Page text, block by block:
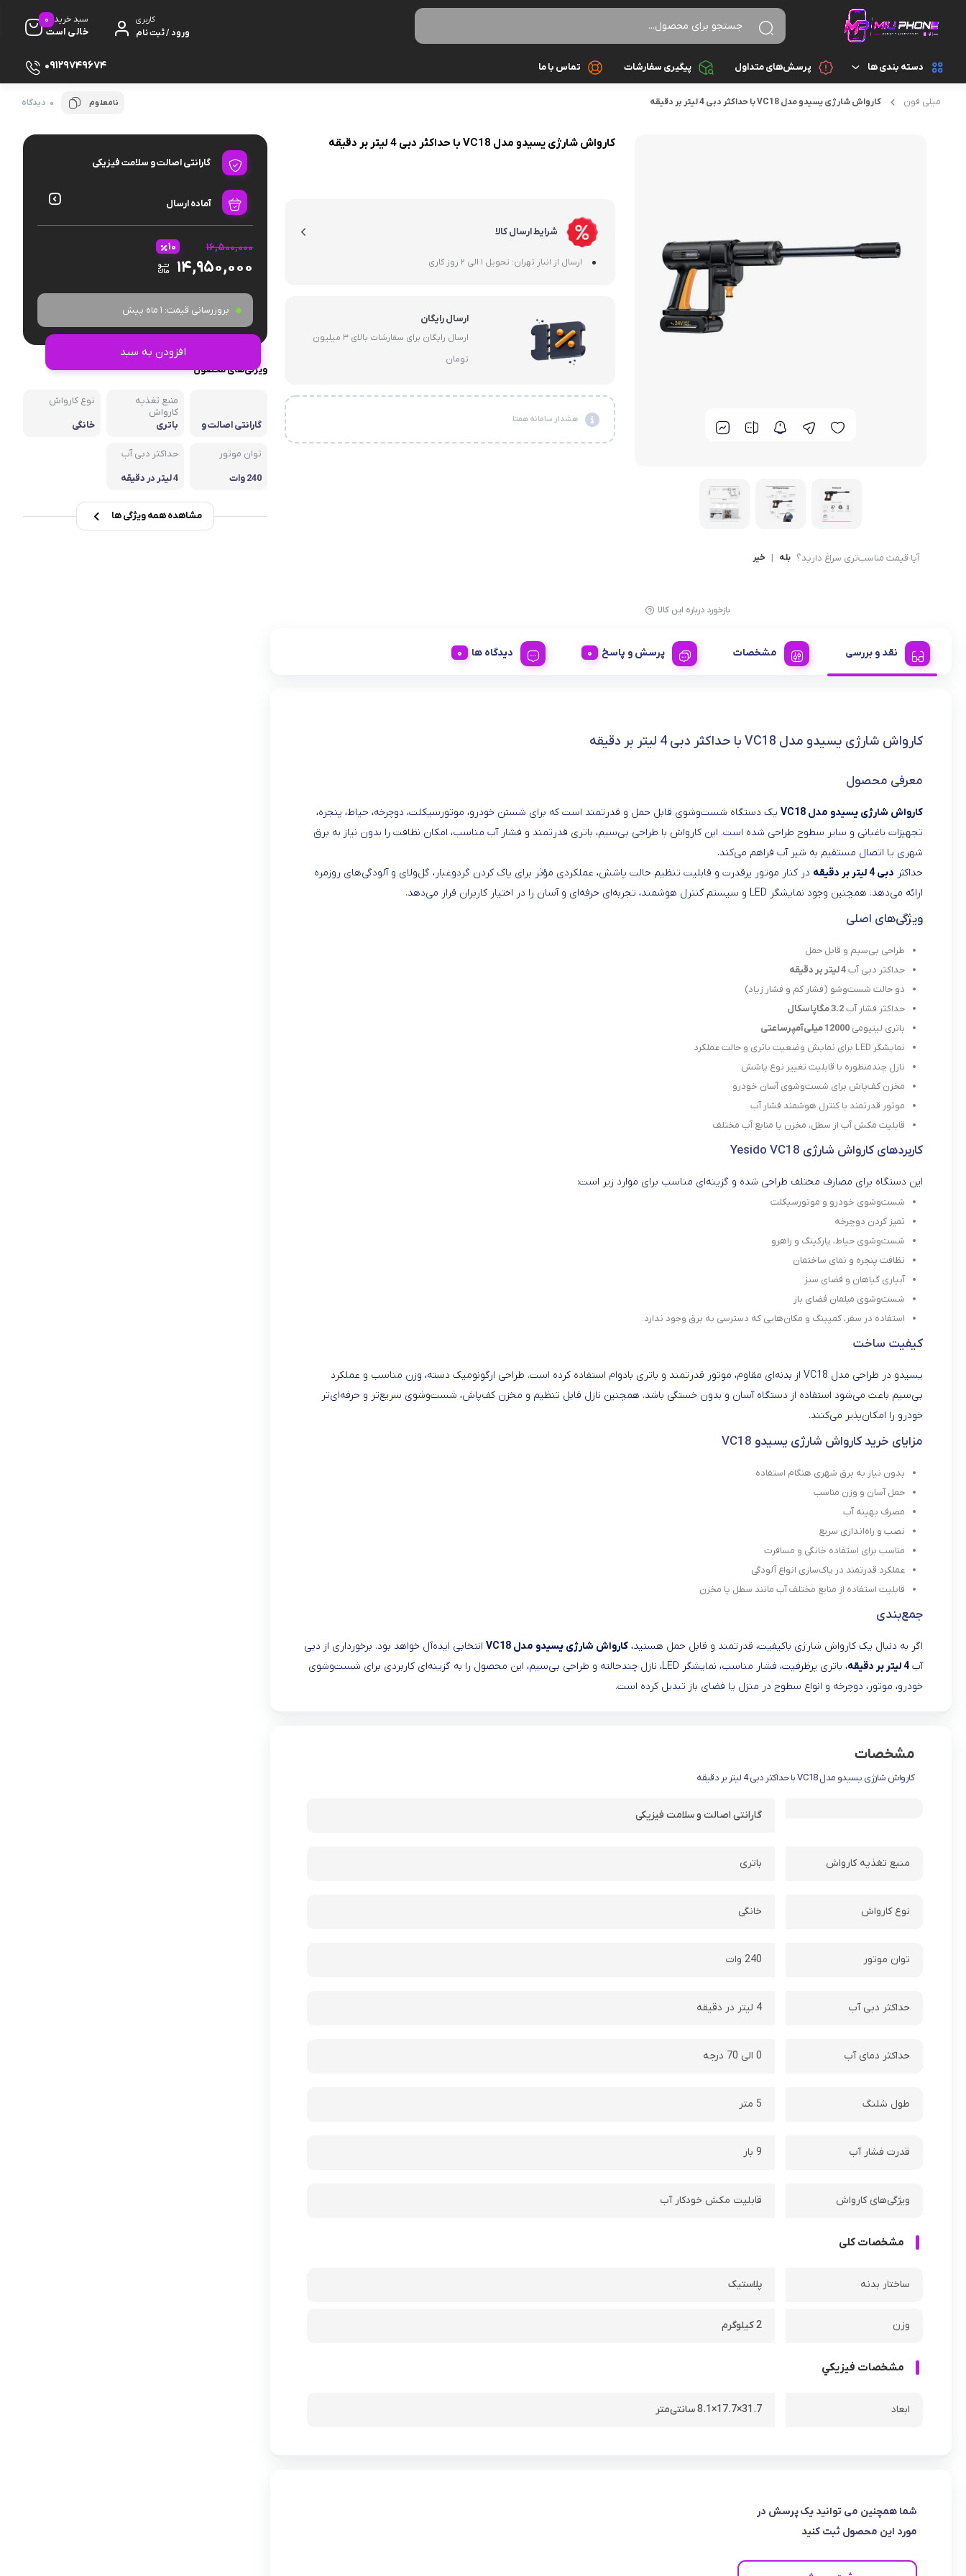
کاربری
ورود / ثبت نام
سبد خرید
خالی است
0
دسته بندی ها
تجهیزات جانبی
سایر تجهیزات جانبی
شارژ و آداپتور
قاب و گارد
کیف و کاور
موبایل
پرسش‌های متداول پیگیری سفارشات تماس با ما 09129749674
میلی فون کارواش شارژی یسیدو مدل VC18 با حداکثر دبی 4 لیتر بر دقیقه نامعلوم 0 دیدگاه
آیا قیمت مناسب‌تری سراغ دارید؟ بله | خیر
بازخورد درباره این کالا
کارواش شارژی یسیدو مدل VC18 با حداکثر دبی 4 لیتر بر دقیقه
شرایط ارسال کالا
ارسال از انبار تهران: تحویل 1 الی 2 روز کاری
ارسال رایگان
ارسال رایگان برای سفارشات بالای 3 میلیون
تومان
هشدار سامانه همتا
گارانتی اصالت و سلامت فیزیکی
آماده ارسال
۱۶,۵۰۰,۰۰۰
۱۴,۹۵۰,۰۰۰
۱۰
بروزرسانی قیمت: 1 ماه پیش
افزودن به سبد
ویژگی‌های محصول
گارانتی اصالت و
منبع تغذیه
کارواش
باتری
نوع کارواش
خانگی
توان موتور
240 وات
حداکثر دبی آب
4 لیتر در دقیقه
مشاهده همه ویژگی ها
نقد و بررسی مشخصات پرسش و پاسخ دیدگاه ها
کارواش شارژی یسیدو مدل VC18 با حداکثر دبی 4 لیتر بر دقیقه
معرفی محصول
کارواش شارژی یسیدو مدل VC18
یک دستگاه شست‌وشوی قابل حمل و قدرتمند است که برای شستن خودرو، موتورسیکلت، دوچرخه، حیاط، پنجره،
تجهیزات باغبانی و سایر سطوح طراحی شده است. این کارواش با طراحی بی‌سیم، باتری قدرتمند و فشار آب مناسب، امکان نظافت را بدون نیاز به برق
شهری یا اتصال مستقیم به شیر آب فراهم می‌کند.
حداکثر دبی 4 لیتر بر دقیقه
در کنار موتور پرقدرت و قابلیت تنظیم حالت پاشش، عملکردی مؤثر برای پاک کردن گردوغبار، گل‌ولای و آلودگی‌های روزمره
ارائه می‌دهد. همچنین وجود نمایشگر LED و سیستم کنترل هوشمند، تجربه‌ای حرفه‌ای و آسان را در اختیار کاربران قرار می‌دهد.
ویژگی‌های اصلی
طراحی بی‌سیم و قابل حمل
حداکثر دبی آب4 لیتر بر دقیقه
دو حالت شست‌وشو (فشار کم و فشار زیاد)
حداکثر فشار آب3.2 مگاپاسکال
باتری لیتیومی 12000 میلی‌آمپرساعتی
نمایشگر LED برای نمایش وضعیت باتری و حالت عملکرد
نازل چندمنظوره با قابلیت تغییر نوع پاشش
مخزن کف‌پاش برای شست‌وشوی آسان خودرو
موتور قدرتمند با کنترل هوشمند فشار آب
قابلیت مکش آب از سطل، مخزن یا منابع آب مختلف
کاربردهای کارواش شارژی Yesido VC18
این دستگاه برای مصارف مختلف طراحی شده و گزینه‌ای مناسب برای موارد زیر است:
شست‌وشوی خودرو و موتورسیکلت
تمیز کردن دوچرخه
شست‌وشوی حیاط، پارکینگ و راهرو
نظافت پنجره و نمای ساختمان
آبیاری گیاهان و فضای سبز
شست‌وشوی مبلمان فضای باز
استفاده در سفر، کمپینگ و مکان‌هایی که دسترسی به برق وجود ندارد.
کیفیت ساخت
یسیدو در طراحی مدل VC18 از بدنه‌ای مقاوم، موتور قدرتمند و باتری بادوام استفاده کرده است. طراحی ارگونومیک دسته، وزن مناسب و عملکرد
بی‌سیم باعث می‌شود استفاده از دستگاه آسان و بدون خستگی باشد. همچنین نازل قابل تنظیم و مخزن کف‌پاش، شست‌وشوی سریع‌تر و حرفه‌ای‌تر
خودرو را امکان‌پذیر می‌کنند.
مزایای خرید کارواش شارژی یسیدو VC18
بدون نیاز به برق شهری هنگام استفاده
حمل آسان و وزن مناسب
مصرف بهینه آب
نصب و راه‌اندازی سریع
مناسب برای استفاده خانگی و مسافرت
عملکرد قدرتمند در پاک‌سازی انواع آلودگی
قابلیت استفاده از منابع مختلف آب مانند سطل یا مخزن
جمع‌بندی
اگر به دنبال یک کارواش شارژی باکیفیت، قدرتمند و قابل حمل هستید، کارواش شارژی یسیدو مدل VC18
انتخابی ایده‌آل خواهد بود. برخورداری از دبی
آب 4 لیتر بر دقیقه
، باتری پرظرفیت، فشار مناسب، نمایشگر LED، نازل چندحالته و طراحی بی‌سیم، این محصول را به گزینه‌ای کاربردی برای شست‌وشوی
خودرو، موتور، دوچرخه و انواع سطوح در منزل یا فضای باز تبدیل کرده است.
مشخصات
کارواش شارژی یسیدو مدل VC18 با حداکثر دبی 4 لیتر بر دقیقه
گارانتی اصالت و سلامت فیزیکی
منبع تغذیه کارواش باتری
نوع کارواش خانگی
توان موتور 240 وات
حداکثر دبی آب 4 لیتر در دقیقه
حداکثر دمای آب 0 الی 70 درجه
طول شلنگ 5 متر
قدرت فشار آب 9 بار
ویژگی‌های کارواش قابلیت مکش خودکار آب
مشخصات کلی
ساختار بدنه پلاستیک
وزن 2 کیلوگرم
مشخصات فيزيکي
ابعاد 31.7×17.7×8.1 سانتی‌متر
شما همچنین می توانید یک پرسش در
مورد این محصول ثبت کنید